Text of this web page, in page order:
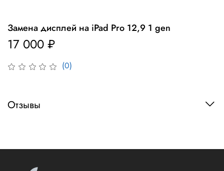
(0)
Замена дисплей на iPad Pro 12,9 1 gen
17 000 ₽
Отзывы